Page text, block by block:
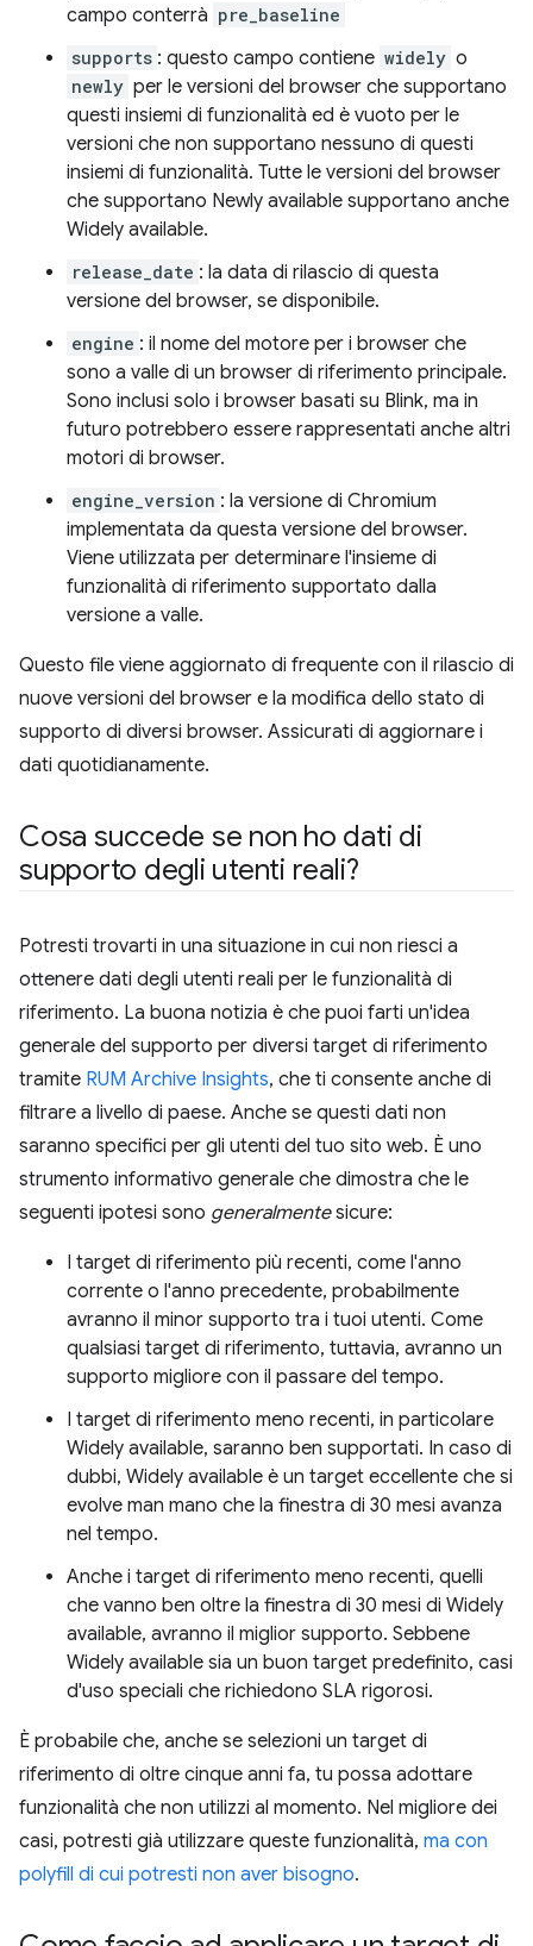
campo conterrà pre_baseline
supports : questo campo contiene widely o
newly per le versioni del browser che supportano
questi insiemi di funzionalità ed è vuoto per le
versioni che non supportano nessuno di questi
insiemi di funzionalità. Tutte le versioni del browser
che supportano Newly available supportano anche
Widely available.
release_date : la data di rilascio di questa
versione del browser, se disponibile.
engine : il nome del motore per i browser che
sono a valle di un browser di riferimento principale.
Sono inclusi solo i browser basati su Blink, ma in
futuro potrebbero essere rappresentati anche altri
motori di browser.
engine_version : la versione di Chromium
implementata da questa versione del browser.
Viene utilizzata per determinare l'insieme di
funzionalità di riferimento supportato dalla
versione a valle.
Questo file viene aggiornato di frequente con il rilascio di
nuove versioni del browser e la modifica dello stato di
supporto di diversi browser. Assicurati di aggiornare i
dati quotidianamente.
Cosa succede se non ho dati di
supporto degli utenti reali?
Potresti trovarti in una situazione in cui non riesci a
ottenere dati degli utenti reali per le funzionalità di
riferimento. La buona notizia è che puoi farti un'idea
generale del supporto per diversi target di riferimento
tramite RUM Archive Insights, che ti consente anche di
filtrare a livello di paese. Anche se questi dati non
saranno specifici per gli utenti del tuo sito web. È uno
strumento informativo generale che dimostra che le
seguenti ipotesi sono generalmentesicure:
I target di riferimento più recenti, come l'anno
corrente o l'anno precedente, probabilmente
avranno il minor supporto tra i tuoi utenti. Come
qualsiasi target di riferimento, tuttavia, avranno un
supporto migliore con il passare del tempo.
I target di riferimento meno recenti, in particolare
Widely available, saranno ben supportati. In caso di
dubbi, Widely available è un target eccellente che si
evolve man mano che la finestra di 30 mesi avanza
nel tempo.
Anche i target di riferimento meno recenti, quelli
che vanno ben oltre la finestra di 30 mesi di Widely
available, avranno il miglior supporto. Sebbene
Widely available sia un buon target predefinito, casi
d'uso speciali che richiedono SLA rigorosi.
È probabile che, anche se selezioni un target di
riferimento di oltre cinque anni fa, tu possa adottare
funzionalità che non utilizzi al momento. Nel migliore dei
casi, potresti già utilizzare queste funzionalità, ma con
polyfill di cui potresti non aver bisogno.